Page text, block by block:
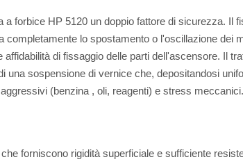
a forbice HP 5120 un doppio fattore di sicurezza. Il
lo spostamento o l'oscillazione dei
di fissaggio delle parti dell'ascensore. Il
sospensione di vernice che, depositandosi
(benzina , oli, reagenti) e stress meccanici.
forniscono rigidità superficiale e sufficiente